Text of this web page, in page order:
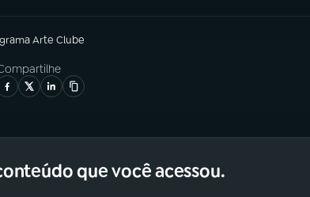
Arte Clube
que você acessou.